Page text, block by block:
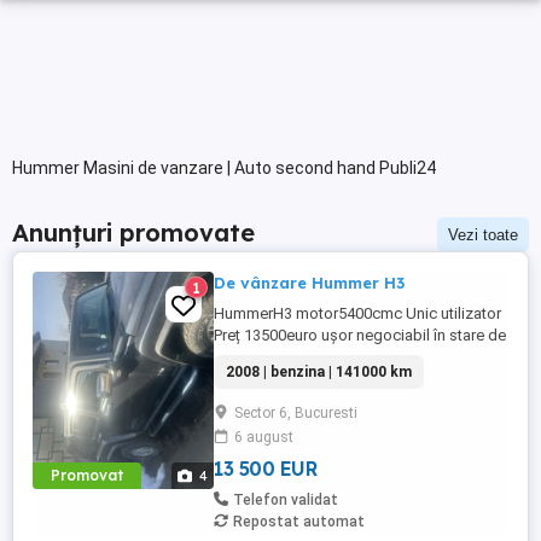
Hummer Masini de vanzare | Auto second hand Publi24
Anunțuri promovate Vezi toate
Promovat 4
1 De vânzare Hummer H3
HummerH3 motor5400cmc Unic utilizator
Preț 13500euro ușor negociabil în stare de
2008 | benzina | 141000 km
Sector 6, Bucuresti
6 august
13 500 EUR
Telefon validat
Repostat automat